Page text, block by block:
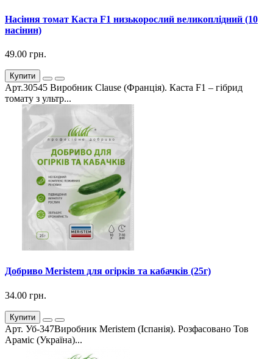
Насіння томат Каста F1 низькорослий великоплідний (10
насінин)
49.00 грн.
Купити
Арт.30545 Виробник Clause (Франція). Каста F1 – гібрид
томату з ультр...
Добриво Meristem для огірків та кабачків (25г)
34.00 грн.
Купити
Арт. Уб-347Виробник Meristem (Іспанія). Розфасовано Тов
Араміс (Україна)...